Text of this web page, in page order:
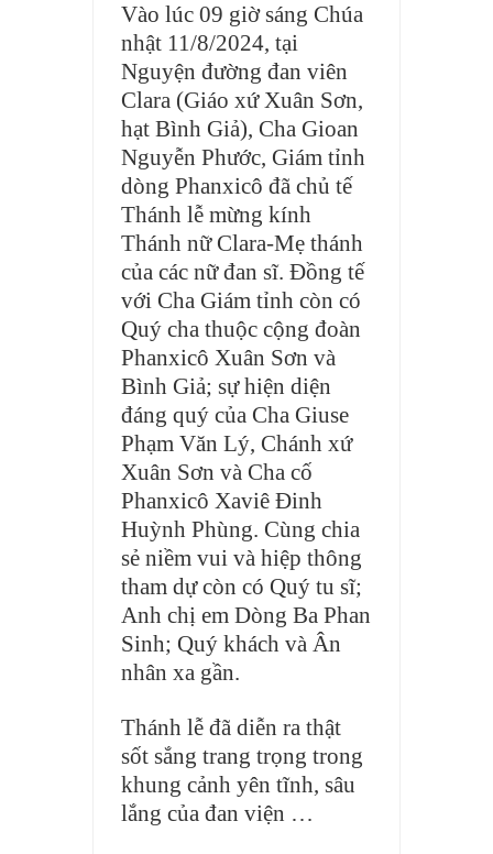
Vào lúc 09 giờ sáng Chúa
nhật 11/8/2024, tại
Nguyện đường đan viên
Clara (Giáo xứ Xuân Sơn,
hạt Bình Giả), Cha Gioan
Nguyễn Phước, Giám tỉnh
dòng Phanxicô đã chủ tế
Thánh lễ mừng kính
Thánh nữ Clara-Mẹ thánh
của các nữ đan sĩ. Đồng tế
với Cha Giám tỉnh còn có
Quý cha thuộc cộng đoàn
Phanxicô Xuân Sơn và
Bình Giả; sự hiện diện
đáng quý của Cha Giuse
Phạm Văn Lý, Chánh xứ
Xuân Sơn và Cha cố
Phanxicô Xaviê Đinh
Huỳnh Phùng. Cùng chia
sẻ niềm vui và hiệp thông
tham dự còn có Quý tu sĩ;
Anh chị em Dòng Ba Phan
Sinh; Quý khách và Ân
nhân xa gần.
Thánh lễ đã diễn ra thật
sốt sắng trang trọng trong
khung cảnh yên tĩnh, sâu
lắng của đan viện …